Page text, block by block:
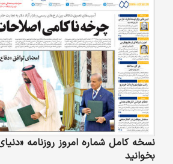
نسخه کامل شماره امروز روزنامه
بخوانید